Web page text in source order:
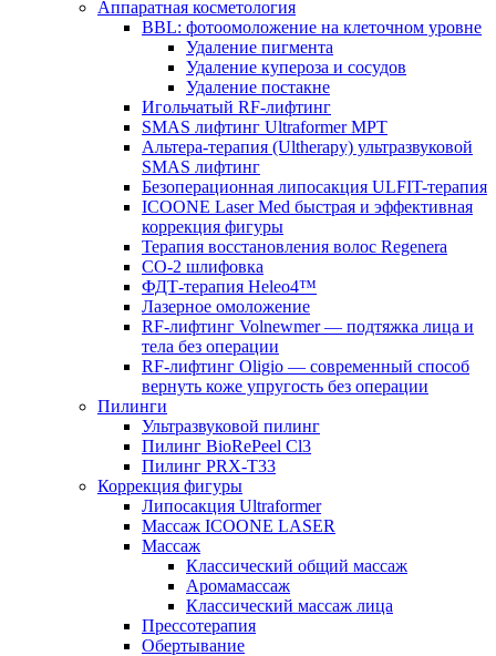
Аппаратная косметология
BBL: фотоомоложение на клеточном уровне
Удаление пигмента
Удаление купероза и сосудов
Удаление постакне
Игольчатый RF-лифтинг
SMAS лифтинг Ultraformer MPT
Альтера-терапия (Ultherapy) ультразвуковой
SMAS лифтинг
Безоперационная липосакция ULFIT-терапия
ICOONE Laser Med быстрая и эффективная
коррекция фигуры
Терапия восстановления волос Regenera
CO-2 шлифовка
ФДТ-терапия Heleo4™
Лазерное омоложение
RF-лифтинг Volnewmer — подтяжка лица и
тела без операции
RF-лифтинг Oligio — современный способ
вернуть коже упругость без операции
Пилинги
Ультразвуковой пилинг
Пилинг BioRePeel Cl3
Пилинг PRX-T33
Коррекция фигуры
Липосакция Ultraformer
Массаж ICOONE LASER
Массаж
Классический общий массаж
Аромамассаж
Классический массаж лица
Прессотерапия
Обертывание